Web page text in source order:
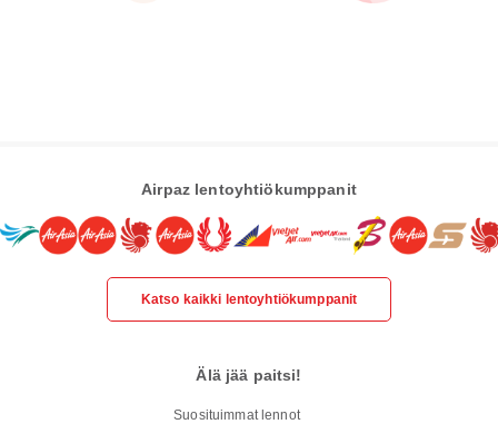
Airpaz lentoyhtiökumppanit
Katso kaikki lentoyhtiökumppanit
Älä jää paitsi!
Suosituimmat lennot